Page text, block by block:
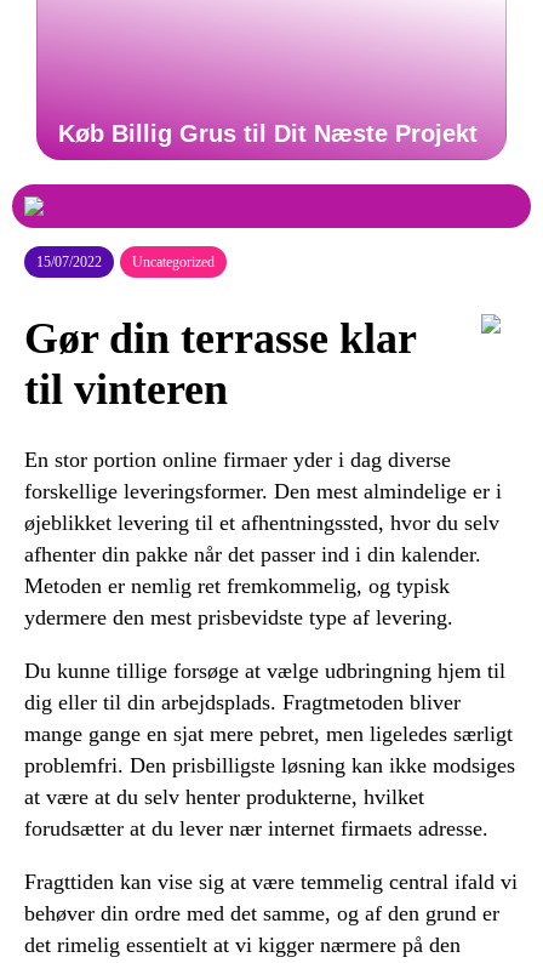
Køb Billig Grus til Dit Næste Projekt
15/07/2022 Uncategorized
Gør din terrasse klar
til vinteren
En stor portion online firmaer yder i dag diverse
forskellige leveringsformer. Den mest almindelige er i
øjeblikket levering til et afhentningssted, hvor du selv
afhenter din pakke når det passer ind i din kalender.
Metoden er nemlig ret fremkommelig, og typisk
ydermere den mest prisbevidste type af levering.
Du kunne tillige forsøge at vælge udbringning hjem til
dig eller til din arbejdsplads. Fragtmetoden bliver
mange gange en sjat mere pebret, men ligeledes særligt
problemfri. Den prisbilligste løsning kan ikke modsiges
at være at du selv henter produkterne, hvilket
forudsætter at du lever nær internet firmaets adresse.
Fragttiden kan vise sig at være temmelig central ifald vi
behøver din ordre med det samme, og af den grund er
det rimelig essentielt at vi kigger nærmere på den